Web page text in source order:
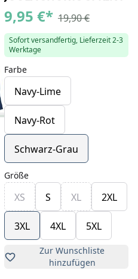
9,95 €* 19,90 €
Sofort versandfertig, Lieferzeit 2-3
Werktage
Farbe
Navy-Lime
Navy-Rot
Schwarz-Grau
Größe
XS S XL 2XL
3XL 4XL 5XL
Zur Wunschliste
hinzufügen